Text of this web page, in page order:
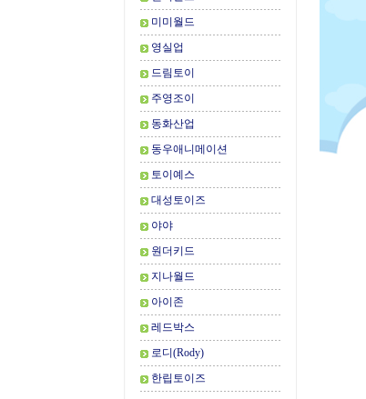
미미월드
영실업
드림토이
주영조이
동화산업
동우애니메이션
토이예스
대성토이즈
야야
원더키드
지나월드
아이존
레드박스
로디(Rody)
한립토이즈